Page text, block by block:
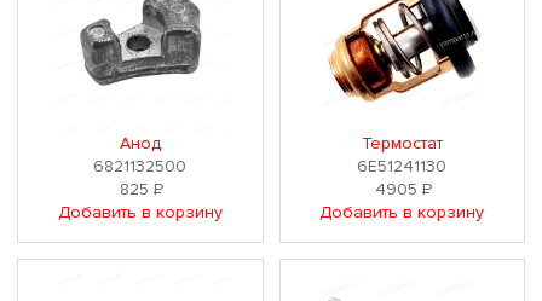
Анод
6821132500
825 Р
Добавить в корзину
Термостат
6E51241130
4905 Р
Добавить в корзину